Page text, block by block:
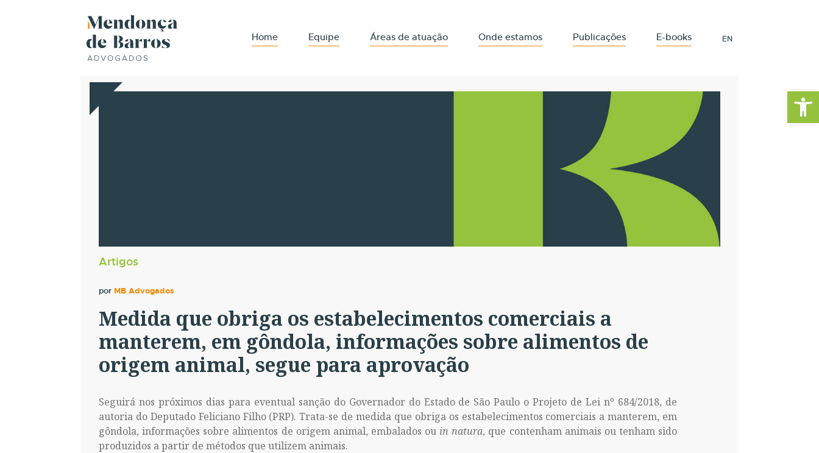
Barra de
Home Equipe Áreas de atuação Onde estamos Publicações E-books EN
Artigos
por MB Advogados
Medida que obriga os estabelecimentos comerciais a
manterem, em gôndola, informações sobre alimentos de
origem animal, segue para aprovação
Seguirá nos próximos dias para eventual sanção do Governador do Estado de São Paulo o Projeto de Lei nº 684/2018, de
autoria do Deputado Feliciano Filho (PRP). Trata-se de medida que obriga os estabelecimentos comerciais a manterem, em
gôndola, informações sobre alimentos de origem animal, embalados ou in natura, que contenham animais ou tenham sido
produzidos a partir de métodos que utilizem animais.